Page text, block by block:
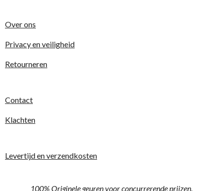
Over ons
Privacy en veiligheid
Retourneren
Contact
Klachten
Levertijd en verzendkosten
100% Originele geuren voor concurrerende prijzen.